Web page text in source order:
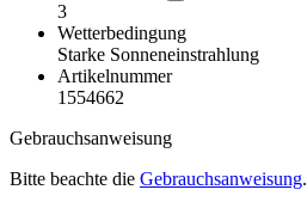
3
Wetterbedingung
Starke Sonneneinstrahlung
Artikelnummer
1554662
Gebrauchsanweisung
Bitte beachte die Gebrauchsanweisung.